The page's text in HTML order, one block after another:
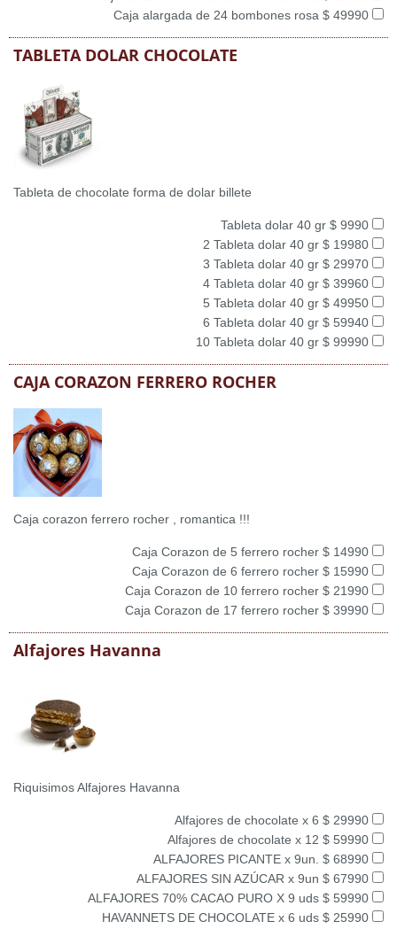
Caja alargada de 24 bombones rosa $ 49990
TABLETA DOLAR CHOCOLATE
Tableta de chocolate forma de dolar billete
Tableta dolar 40 gr $ 9990
2 Tableta dolar 40 gr $ 19980
3 Tableta dolar 40 gr $ 29970
4 Tableta dolar 40 gr $ 39960
5 Tableta dolar 40 gr $ 49950
6 Tableta dolar 40 gr $ 59940
10 Tableta dolar 40 gr $ 99990
CAJA CORAZON FERRERO ROCHER
Caja corazon ferrero rocher , romantica !!!
Caja Corazon de 5 ferrero rocher $ 14990
Caja Corazon de 6 ferrero rocher $ 15990
Caja Corazon de 10 ferrero rocher $ 21990
Caja Corazon de 17 ferrero rocher $ 39990
Alfajores Havanna
Riquisimos Alfajores Havanna
Alfajores de chocolate x 6 $ 29990
Alfajores de chocolate x 12 $ 59990
ALFAJORES PICANTE x 9un. $ 68990
ALFAJORES SIN AZÚCAR x 9un $ 67990
ALFAJORES 70% CACAO PURO X 9 uds $ 59990
HAVANNETS DE CHOCOLATE x 6 uds $ 25990